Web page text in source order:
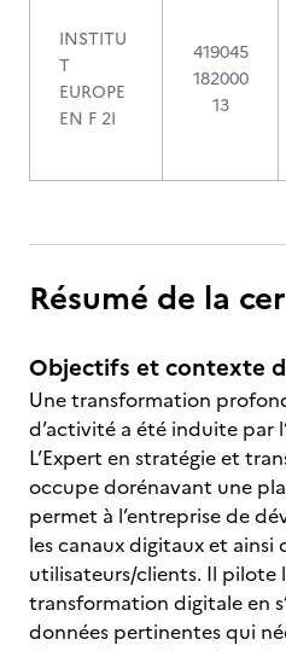
INSTITU
T
EUROPE
EN F 2I
419045
182000
13
Résumé de la
Objectifs et contexte
Une transformation
d’activité a été induite par
L’Expert en stratégie et
occupe dorénavant une
permet à l’entreprise de
les canaux digitaux et
utilisateurs/clients. Il pilote
transformation digitale en
données pertinentes qui